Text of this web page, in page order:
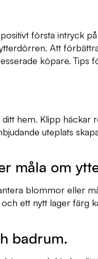
första intryck
Att
köpare. Tips
hem. Klipp häckar
uteplats
måla om
blommor eller
ett nytt lager färg
badrum.